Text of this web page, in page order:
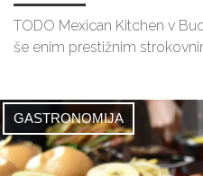
TODO Mexican Kitchen v
še enim prestižnim
GASTRONOMIJA